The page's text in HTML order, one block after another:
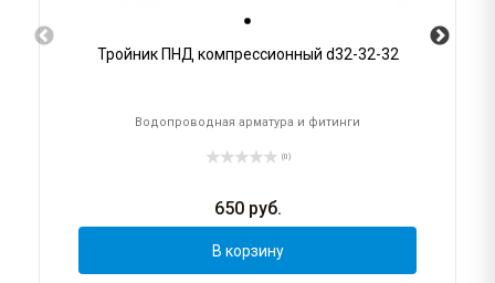
Тройник ПНД компрессионный d32-32-32
Водопроводная арматура и фитинги
(0)
650руб.
В корзину